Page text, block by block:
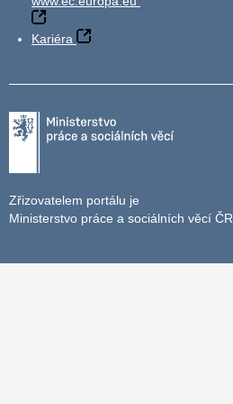
Kariéra
Zřizovatelem portálu je
Ministerstvo práce a sociálních věcí ČR